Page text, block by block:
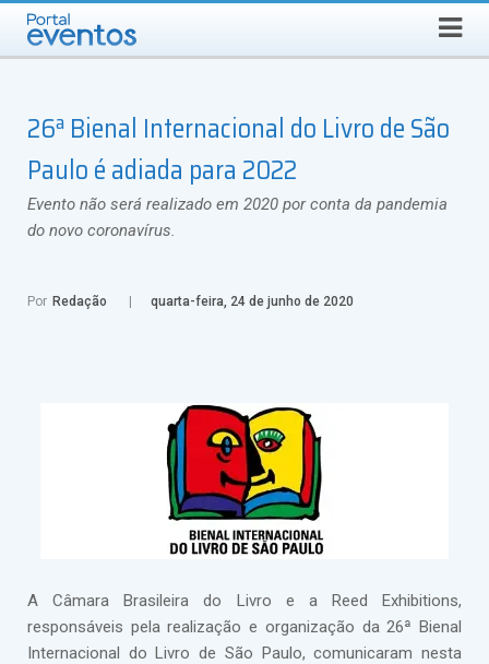
SEXTA-FEIRA, 7 DE AGOSTO DE 2026 Busca
26ª Bienal Internacional do Livro de São
Paulo é adiada para 2022
Evento não será realizado em 2020 por conta da pandemia
do novo coronavírus.
Por Redação quarta-feira, 24 de junho de 2020
A Câmara Brasileira do Livro e a Reed Exhibitions,
responsáveis pela realização e organização da 26ª Bienal
Internacional do Livro de São Paulo, comunicaram nesta